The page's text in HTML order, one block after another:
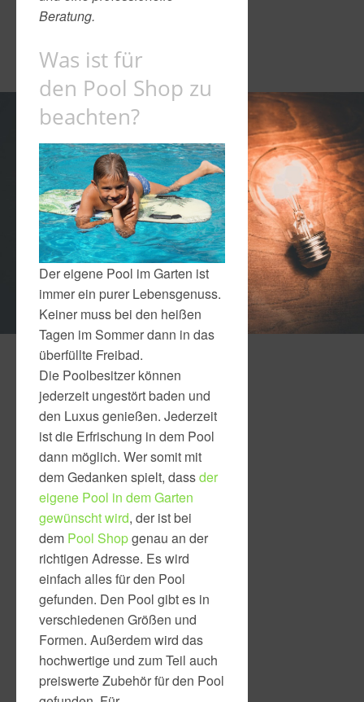
Beratung.
Was ist für
den Pool Shop zu
beachten?
Der eigene Pool im Garten ist
immer ein purer Lebensgenuss.
Keiner muss bei den heißen
Tagen im Sommer dann in das
überfüllte Freibad.
Die Poolbesitzer können
jederzeit ungestört baden und
den Luxus genießen. Jederzeit
ist die Erfrischung in dem Pool
dann möglich. Wer somit mit
dem Gedanken spielt, dassder
eigene Pool in dem Garten
gewünscht wird, der ist bei
dem Pool Shopgenau an der
richtigen Adresse. Es wird
einfach alles für den Pool
gefunden. Den Pool gibt es in
verschiedenen Größen und
Formen. Außerdem wird das
hochwertige und zum Teil auch
preiswerte Zubehör für den Pool